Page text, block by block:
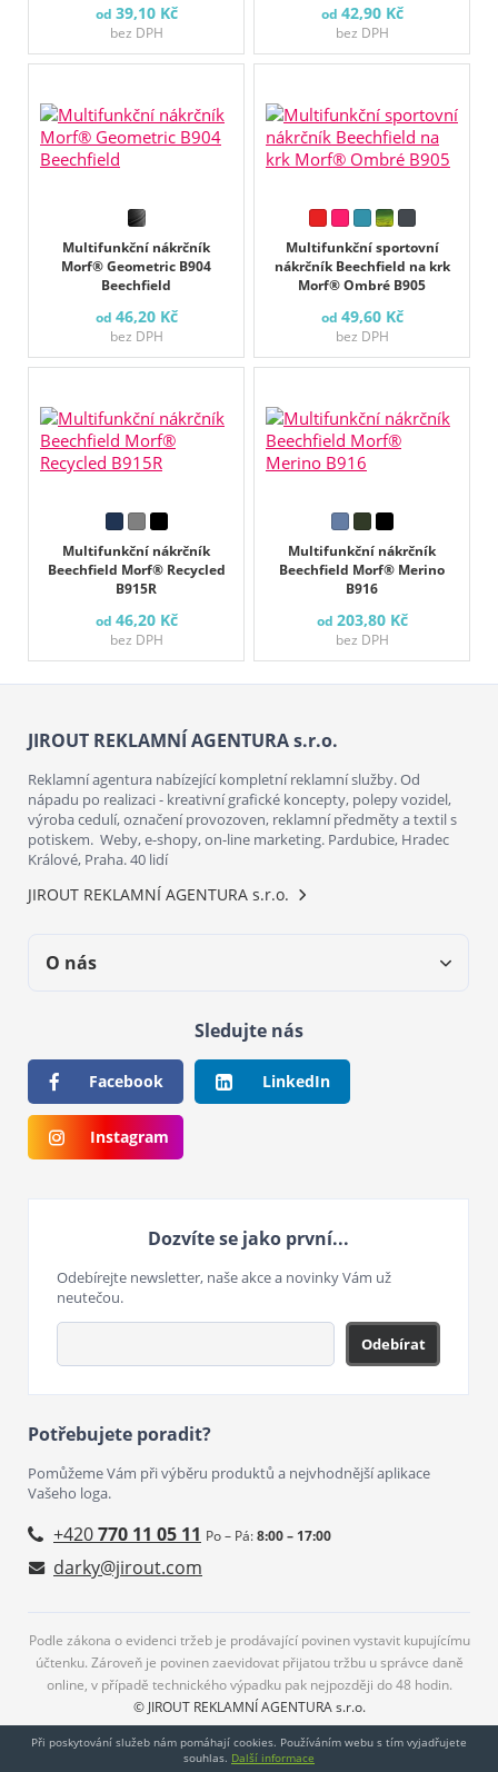
od 39,10 Kč
bez DPH
od 42,90 Kč
bez DPH
Multifunkční nákrčník
Morf® Geometric B904
Beechfield
od 46,20 Kč
bez DPH
Multifunkční sportovní
nákrčník Beechfield na krk
Morf® Ombré B905
od 49,60 Kč
bez DPH
Multifunkční nákrčník
Beechfield Morf® Recycled
B915R
od 46,20 Kč
bez DPH
Multifunkční nákrčník
Beechfield Morf® Merino
B916
od 203,80 Kč
bez DPH
JIROUT REKLAMNÍ AGENTURA s.r.o.
Reklamní agentura nabízející kompletní reklamní služby. Od
nápadu po realizaci - kreativní grafické koncepty, polepy vozidel,
výroba cedulí, označení provozoven, reklamní předměty a textil s
potiskem. Weby, e-shopy, on-line marketing. Pardubice, Hradec
Králové, Praha. 40 lidí
JIROUT REKLAMNÍ AGENTURA s.r.o.
O nás
Sledujte nás
Facebook LinkedIn
Instagram
Dozvíte se jako první...
Odebírejte newsletter, naše akce a novinky Vám už
neutečou.
Odebírat
Potřebujete poradit?
Pomůžeme Vám při výběru produktů a nejvhodnější aplikace
Vašeho loga.
+420770 11 05 11 Po – Pá:8:00 – 17:00
darky@jirout.com
Podle zákona o evidenci tržeb je prodávající povinen vystavit kupujícímu
účtenku. Zároveň je povinen zaevidovat přijatou tržbu u správce daně
online, v případě technického výpadku pak nejpozději do 48 hodin.
© JIROUT REKLAMNÍ AGENTURA s.r.o.
Při poskytování služeb nám pomáhají cookies. Používáním webu s tím vyjadřujete
souhlas. Další informace